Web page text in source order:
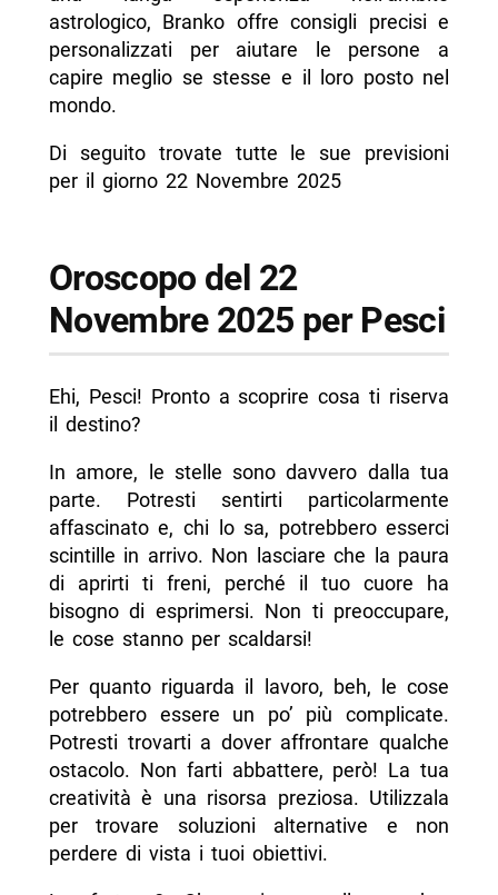
astrologico, Branko offre consigli precisi e
personalizzati per aiutare le persone a
capire meglio se stesse e il loro posto nel
mondo.
Di seguito trovate tutte le sue previsioni
per il giorno 22 Novembre 2025
Oroscopo del 22
Novembre 2025 per Pesci
Ehi, Pesci! Pronto a scoprire cosa ti riserva
il destino?
In amore, le stelle sono davvero dalla tua
parte. Potresti sentirti particolarmente
affascinato e, chi lo sa, potrebbero esserci
scintille in arrivo. Non lasciare che la paura
di aprirti ti freni, perché il tuo cuore ha
bisogno di esprimersi. Non ti preoccupare,
le cose stanno per scaldarsi!
Per quanto riguarda il lavoro, beh, le cose
potrebbero essere un po’ più complicate.
Potresti trovarti a dover affrontare qualche
ostacolo. Non farti abbattere, però! La tua
creatività è una risorsa preziosa. Utilizzala
per trovare soluzioni alternative e non
perdere di vista i tuoi obiettivi.